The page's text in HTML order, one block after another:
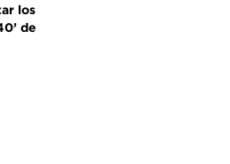
los
de